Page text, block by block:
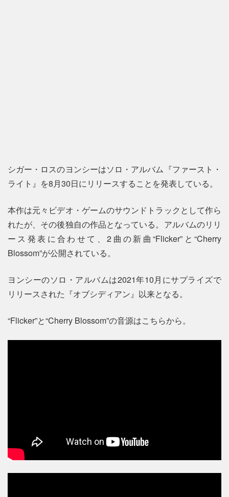
シガー・ロスのヨンシーはソロ・アルバム『ファースト・
ライト』を8月30日にリリースすることを発表している。
本作は元々ビデオ・ゲームのサウンドトラックとして作ら
れたが、その後独自の作品となっている。アルバムのリリ
ース発表に合わせて、2曲の新曲“Flicker”と“Cherry
Blossom”が公開されている。
ヨンシーのソロ・アルバムは2021年10月にサプライズで
リリースされた『オブシディアン』以来となる。
“Flicker”と“Cherry Blossom”の音源はこちらから。